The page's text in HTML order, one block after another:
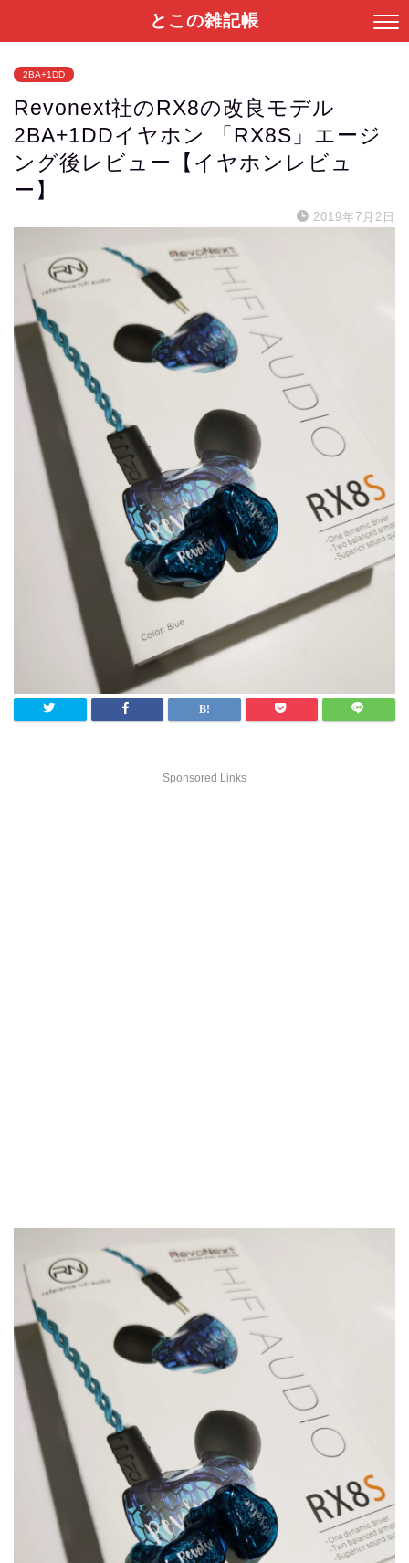
とこの雑記帳
2BA+1DD
Revonext社のRX8の改良モデル
2BA+1DDイヤホン 「RX8S」エージ
ング後レビュー【イヤホンレビュ
ー】
2019年7月2日
Sponsored Links